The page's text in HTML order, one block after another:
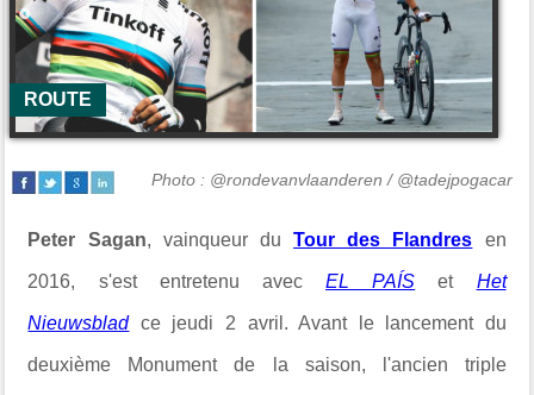
ROUTE
Photo : @rondevanvlaanderen / @tadejpogacar
Peter Sagan, vainqueur duTour des Flandres en
2016, s'est entretenu avecEL PAÍS et Het
Nieuwsbladce jeudi 2 avril. Avant le lancement du
deuxième Monument de la saison, l'ancien triple